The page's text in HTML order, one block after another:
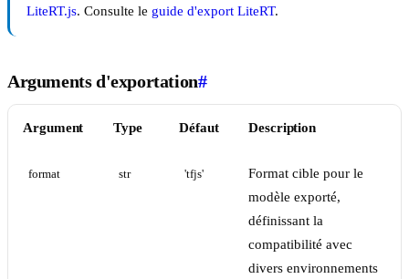
LiteRT.js. Consulte le guide d'export LiteRT.
Arguments d'exportation#
Argument Type Défaut Description
format str 'tfjs'
Format cible pour le
modèle exporté,
définissant la
compatibilité avec
divers environnements